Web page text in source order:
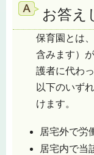
お答え
保育園とは
含みます）
護者に代わ
以下のいず
けます。
居宅外で労
居宅内で当